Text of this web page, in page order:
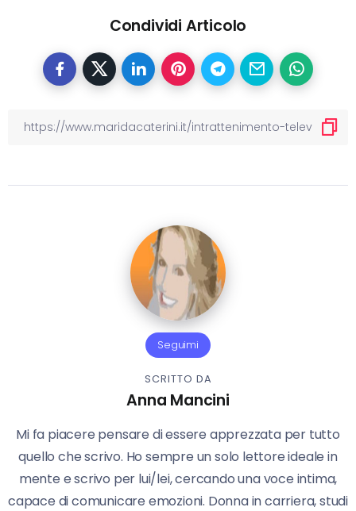
Condividi Articolo
Seguimi
SCRITTO DA
Anna Mancini
Mi fa piacere pensare di essere apprezzata per tutto
quello che scrivo. Ho sempre un solo lettore ideale in
mente e scrivo per lui/lei, cercando una voce intima,
capace di comunicare emozioni. Donna in carriera, studi